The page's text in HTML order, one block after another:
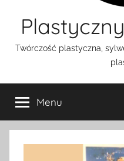
Twórczość plastyczna,
Menu